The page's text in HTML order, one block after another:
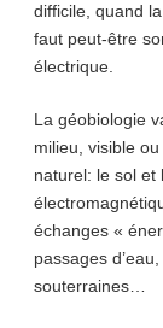
difficile, quand
faut peut-être
électrique.
La géobiologie
milieu, visible
naturel: le sol et
échanges «
passages
souterraines…